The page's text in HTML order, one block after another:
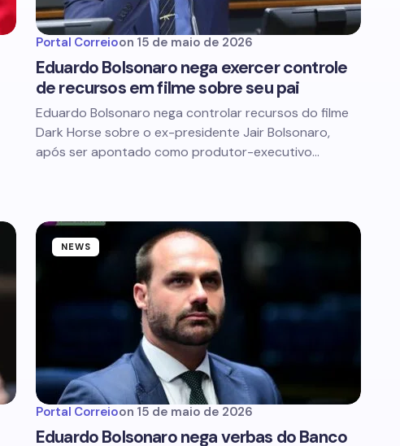
Portal Correioon 15 de maio de 2026
Eduardo Bolsonaro nega exercer controle
de recursos em filme sobre seu pai
Eduardo Bolsonaro nega controlar recursos do filme
Dark Horse sobre o ex-presidente Jair Bolsonaro,
após ser apontado como produtor-executivo…
NEWS
Portal Correioon 15 de maio de 2026
Eduardo Bolsonaro nega verbas do Banco